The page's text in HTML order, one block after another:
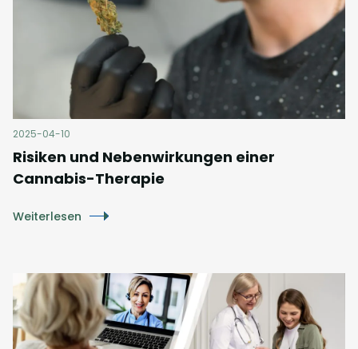
2025-04-10
Risiken und Nebenwirkungen einer
Cannabis-Therapie
Weiterlesen